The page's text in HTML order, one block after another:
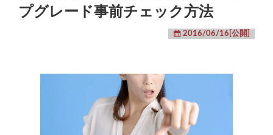
プグレード事前チェック方法
2016/06/16[公開]